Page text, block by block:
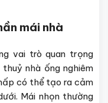
mái nhà
vai trò quan trọng
nhà ống nghiêm
có thể tạo ra cảm
Mái nhọn thường